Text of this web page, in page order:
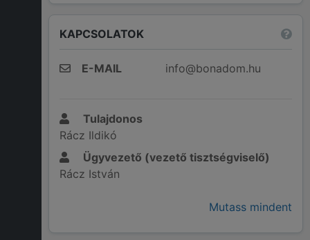
KAPCSOLATOK
E-MAIL info@bonadom.hu
Tulajdonos
Rácz Ildikó
Ügyvezető (vezető tisztségviselő)
Rácz István
Mutass mindent